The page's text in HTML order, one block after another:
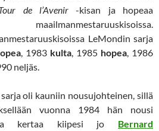
de l’Avenir-kisan ja hopeaa
LeMondin sarja
, 1983 kulta, 1985 hopea, 1986
neljäs.
oli kauniin nousujohteinen, sillä
vuonna 1984 hän nousi
kertaa kiipesi jo Bernard